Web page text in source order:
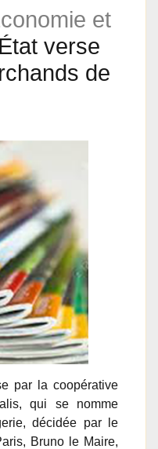
et
verse
de
par la coopérative
qui se nomme
décidée par le
Bruno le Maire,